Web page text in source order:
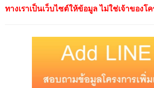
ทางเราเป็นเว็บไซต์ให้ข้อมูล ไม่ใช่เจ้าของโ